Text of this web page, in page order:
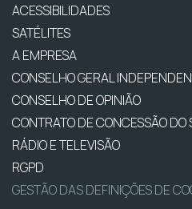
ACESSIBILIDADES
SATÉLITES
A EMPRESA
CONSELHO GERAL
CONSELHO DE OPINIÃO
CONTRATO DE CONCESSÃO DO
RÁDIO E TELEVISÃO
RGPD
GESTÃO DAS DEFINIÇÕES DE